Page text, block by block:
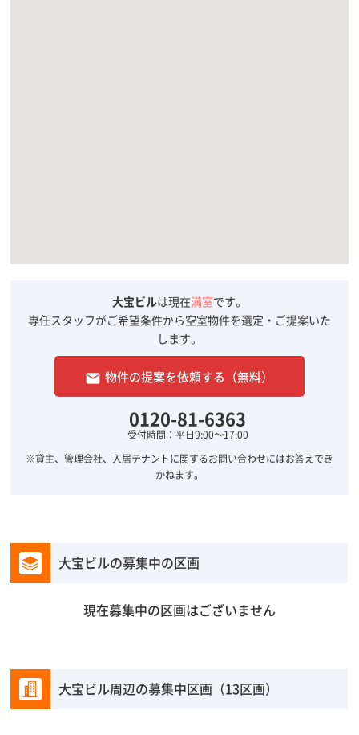
大宝ビルは現在満室です。
専任スタッフがご希望条件から空室物件を選定・ご提案いた
します。
email 物件の提案を依頼する（無料）
0120-81-6363
受付時間：平日9:00～17:00
※貸主、管理会社、入居テナントに関するお問い合わせにはお答えでき
かねます。
大宝ビルの募集中の区画
現在募集中の区画はございません
大宝ビル周辺の募集中区画（13区画）